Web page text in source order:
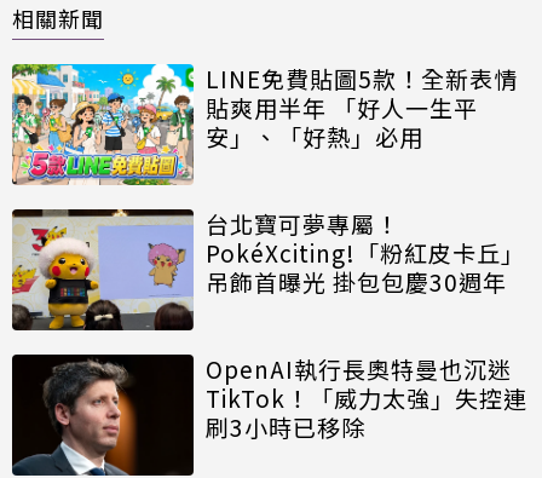
相關新聞
LINE免費貼圖5款！全新表情
貼爽用半年 「好人一生平
安」、「好熱」必用
台北寶可夢專屬！
PokéXciting!「粉紅皮卡丘」
吊飾首曝光 掛包包慶30週年
OpenAI執行長奧特曼也沉迷
TikTok！「威力太強」失控連
刷3小時已移除